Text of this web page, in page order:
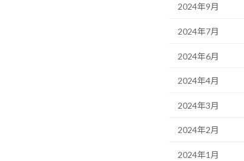
2024年9月
2024年7月
2024年6月
2024年4月
2024年3月
2024年2月
2024年1月